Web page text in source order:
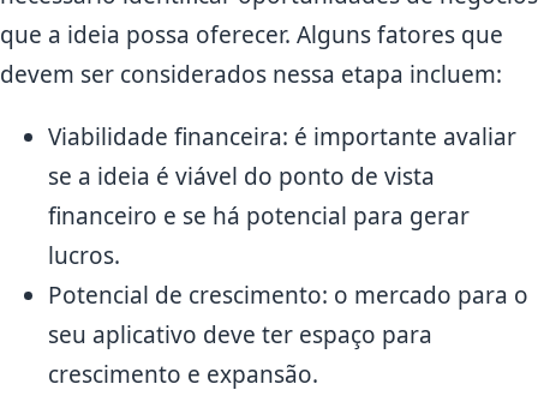
que a ideia possa oferecer. Alguns fatores que
devem ser considerados nessa etapa incluem:
Viabilidade financeira: é importante avaliar
se a ideia é viável do ponto de vista
financeiro e se há potencial para gerar
lucros.
Potencial de crescimento: o mercado para o
seu aplicativo deve ter espaço para
crescimento e expansão.